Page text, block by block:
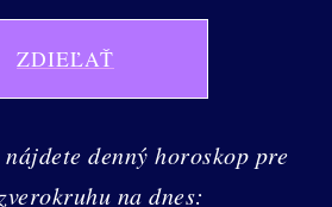
ZDIEĽAŤ
denný horoskop pre
na dnes: